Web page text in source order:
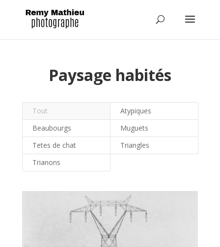
Paysage habités
Tout
Atypiques
Beaubourgs
Muguets
Tetes de chat
Triangles
Trianons